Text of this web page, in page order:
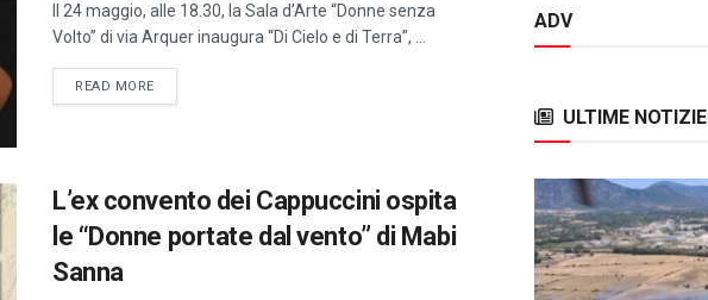
Il 24 maggio, alle 18.30, la Sala d’Arte “Donne senza
Volto” di via Arquer inaugura “Di Cielo e di Terra”, ...
READ MOREDETAILS
L’ex convento dei Cappuccini ospita
le “Donne portate dal vento” di Mabi
Sanna
ADV
ULTIME NOTIZIE